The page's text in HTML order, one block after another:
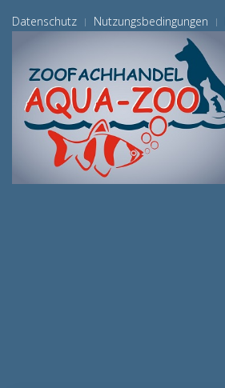
Datenschutz Nutzungsbedingungen